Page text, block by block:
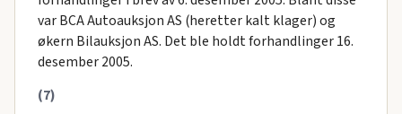
var BCA Autoauksjon AS (heretter kalt klager) og
økern Bilauksjon AS. Det ble holdt forhandlinger 16.
desember 2005.
(7)